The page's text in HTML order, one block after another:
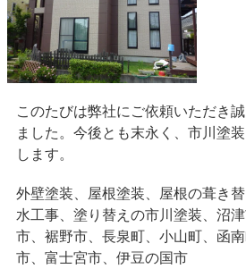
このたびは弊社にご依頼いただき
ました。今後とも末永く、市川塗
します。
外壁塗装、屋根塗装、屋根の葺き
水工事、塗り替えの市川塗装、沼
市、裾野市、長泉町、小山町、函
市、富士宮市、伊豆の国市